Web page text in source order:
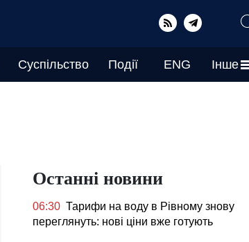
Суспільство Події ENG Інше
Останні новини
06:30 Тарифи на воду в Рівному знову
переглянуть: нові ціни вже готують